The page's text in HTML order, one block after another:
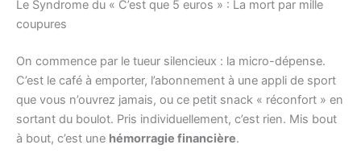
Le Syndrome du « C’est que 5 euros » : La mort par mille
coupures
On commence par le tueur silencieux : la micro-dépense.
C’est le café à emporter, l’abonnement à une appli de sport
que vous n’ouvrez jamais, ou ce petit snack « réconfort » en
sortant du boulot. Pris individuellement, c’est rien. Mis bout
à bout, c’est une hémorragie financière.